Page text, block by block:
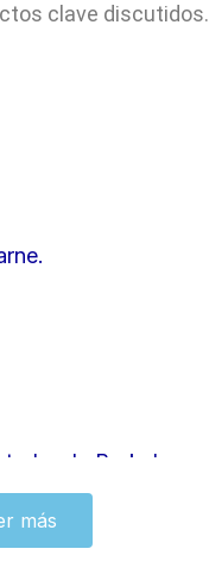
clave discutidos.
de Brokelmann.
más